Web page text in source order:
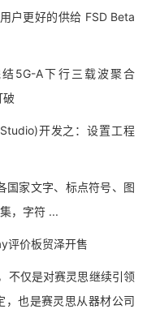
更好的供给 FSD Beta
5G-A下行三载波聚合
破
开发之：设置工程
家文字、标点符号、图
，字符 ...
价板贸泽开售
仅是对赛灵思继续引领
，也是赛灵思从器材公司